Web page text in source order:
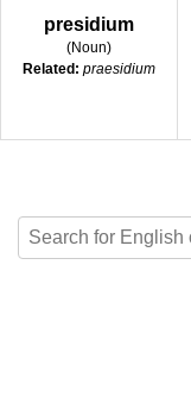
presidium
(Noun)
Related: praesidium